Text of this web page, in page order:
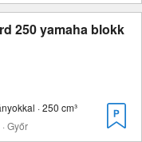
250 yamaha blokk
· 250 cm³
Győr